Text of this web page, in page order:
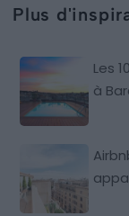
Plus
Les
à